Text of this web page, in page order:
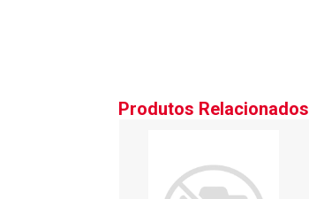
Produtos Relacionados